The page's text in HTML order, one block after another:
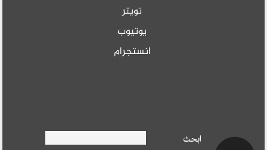
تويتر
يوتيوب
انستجرام
ابحث
Search form